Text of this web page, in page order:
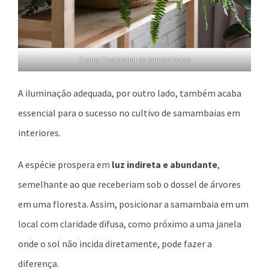
Como Posicionar as Samambaias
A iluminação adequada, por outro lado, também acaba
essencial para o sucesso no cultivo de samambaias em
interiores.
A espécie prospera em luz indireta e abundante,
semelhante ao que receberiam sob o dossel de árvores
em uma floresta. Assim, posicionar a samambaia em um
local com claridade difusa, como próximo a uma janela
onde o sol não incida diretamente, pode fazer a
diferença.